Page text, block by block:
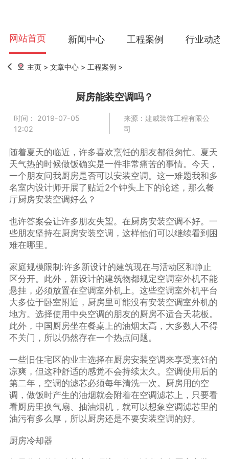
网站首页 新闻中心 工程案例 行业动态
主页> 文章中心> 工程案例 >
厨房能装空调吗？
时间： 2019-07-05
12:02
来源：建威装饰工程有限公
司
随着夏天的临近，许多喜欢烹饪的朋友都很匆忙。夏天
天气热的时候做饭确实是一件非常痛苦的事情。今天，
一个朋友问我厨房是否可以安装空调。这一难题我和多
名室内设计师开展了贴近2个钟头上下的论述，那么餐
厅厨房安装空调好么？
也许答案会让许多朋友失望。在厨房安装空调不好。一
些朋友坚持在厨房安装空调，这样他们可以继续看到困
难在哪里。
家庭规模限制:许多新设计的建筑现在与活动区和静止
区分开。此外，新设计的建筑物都规定空调室外机不能
悬挂，必须放置在空调室外机上。这些空调室外机平台
大多位于卧室附近，厨房里可能没有安装空调室外机的
地方。选择使用中央空调的朋友的厨房不适合天花板。
此外，中国厨房坐在餐桌上的油烟太高，大多数人不得
不关门，所以仍然存在一个热点问题。
一些旧住宅区的业主选择在厨房安装空调来享受烹饪的
凉爽，但这种舒适的感觉不会持续太久。空调使用后的
第二年，空调的滤芯必须每年清洗一次。厨房用的空
调，做饭时产生的油烟就会附着在空调滤芯上，只要看
看厨房里换气扇、抽油烟机，就可以想象空调滤芯里的
油污有多么厚，所以厨房还是不要安装空调的好。
厨房冷却器